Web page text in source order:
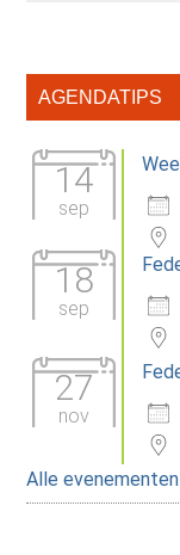
Primaire
AGENDATIPS
14
sep
18
sep
27
nov
Alle evenementen